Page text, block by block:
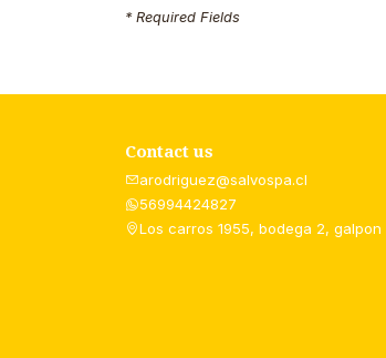
* Required Fields
Contact us
arodriguez@salvospa.cl
56994424827
Los carros 1955, bodega 2,